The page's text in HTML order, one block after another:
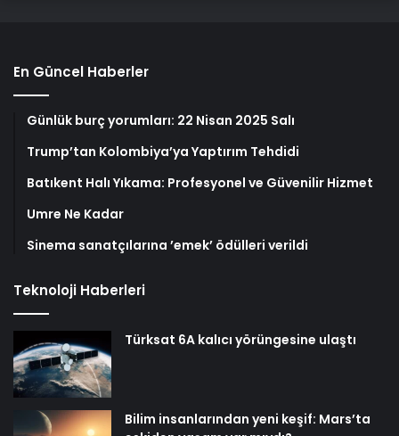
En Güncel Haberler
Günlük burç yorumları: 22 Nisan 2025 Salı
Trump’tan Kolombiya’ya Yaptırım Tehdidi
Batıkent Halı Yıkama: Profesyonel ve Güvenilir Hizmet
Umre Ne Kadar
Sinema sanatçılarına ’emek’ ödülleri verildi
Teknoloji Haberleri
Türksat 6A kalıcı yörüngesine ulaştı
Bilim insanlarından yeni keşif: Mars’ta